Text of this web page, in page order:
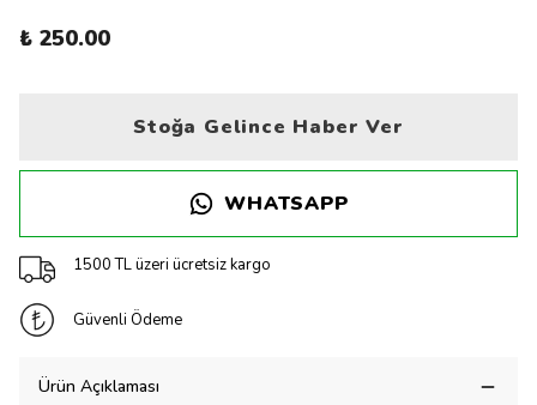
₺ 250.00
Stoğa Gelince Haber Ver
WHATSAPP
1500 TL üzeri ücretsiz kargo
Güvenli Ödeme
Ürün Açıklaması